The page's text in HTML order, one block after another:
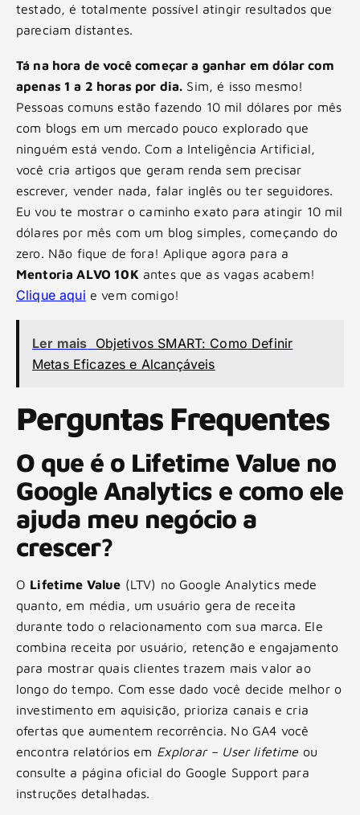
testado, é totalmente possível atingir resultados que
pareciam distantes.
Tá na hora de você começar a ganhar em dólar com
apenas 1 a 2 horas por dia. Sim, é isso mesmo!
Pessoas comuns estão fazendo 10 mil dólares por mês
com blogs em um mercado pouco explorado que
ninguém está vendo. Com a Inteligência Artificial,
você cria artigos que geram renda sem precisar
escrever, vender nada, falar inglês ou ter seguidores.
Eu vou te mostrar o caminho exato para atingir 10 mil
dólares por mês com um blog simples, começando do
zero. Não fique de fora! Aplique agora para a
Mentoria ALVO 10K antes que as vagas acabem!
Clique aqui e vem comigo!
Ler mais Objetivos SMART: Como Definir
Metas Eficazes e Alcançáveis
Perguntas Frequentes
O que é o Lifetime Value no
Google Analytics e como ele
ajuda meu negócio a
crescer?
O Lifetime Value (LTV) no Google Analytics mede
quanto, em média, um usuário gera de receita
durante todo o relacionamento com sua marca. Ele
combina receita por usuário, retenção e engajamento
para mostrar quais clientes trazem mais valor ao
longo do tempo. Com esse dado você decide melhor o
investimento em aquisição, prioriza canais e cria
ofertas que aumentem recorrência. No GA4 você
encontra relatórios em Explorar – User lifetime ou
consulte a página oficial do Google Support para
instruções detalhadas.